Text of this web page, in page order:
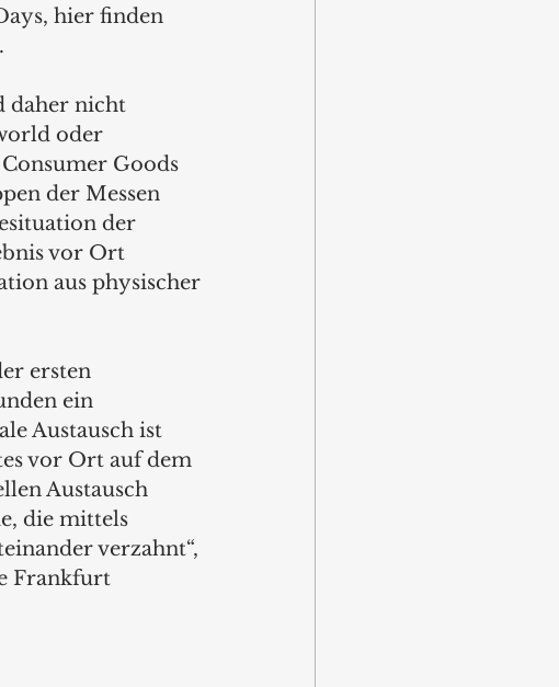
hier finden
daher nicht
oder
Goods
der Messen
der
vor Ort
aus physischer
ersten
ein
Austausch ist
vor Ort auf dem
Austausch
die mittels
verzahnt“,
Frankfurt